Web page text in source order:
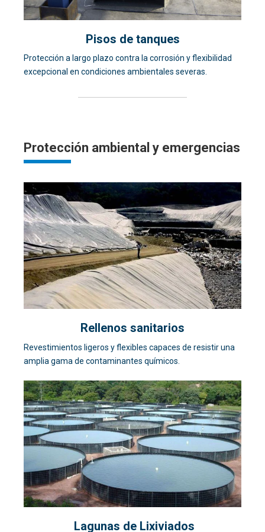
Pisos de tanques
Protección a largo plazo contra la corrosión y flexibilidad
excepcional en condiciones ambientales severas.
Protección ambiental y emergencias
Rellenos sanitarios
Revestimientos ligeros y flexibles capaces de resistir una
amplia gama de contaminantes químicos.
Lagunas de Lixiviados